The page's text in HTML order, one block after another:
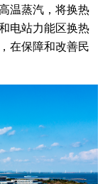
温蒸汽，将换热
电站力能区换热
在保障和改善民